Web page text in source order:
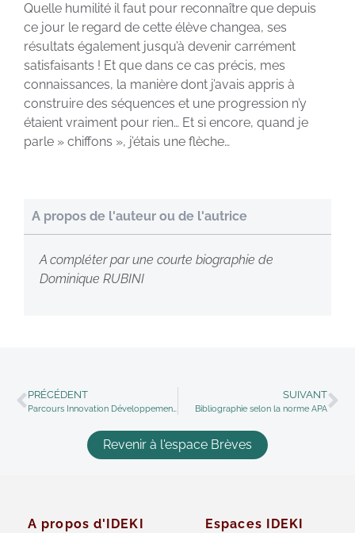
Quelle humilité il faut pour reconnaître que depuis
ce jour le regard de cette élève changea, ses
résultats également jusqu’à devenir carrément
satisfaisants ! Et que dans ce cas précis, mes
connaissances, la manière dont j’avais appris à
construire des séquences et une progression n’y
étaient vraiment pour rien… Et si encore, quand je
parle » chiffons », j’étais une flèche…
A propos de l'auteur ou de l'autrice
A compléter par une courte biographie de
Dominique RUBINI
PRÉCÉDENT
Parcours Innovation Développement professionnel – Didactique disciplinaire
SUIVANT
Bibliographie selon la norme APA
Revenir à l'espace Brèves
A propos d'IDEKI Espaces IDEKI